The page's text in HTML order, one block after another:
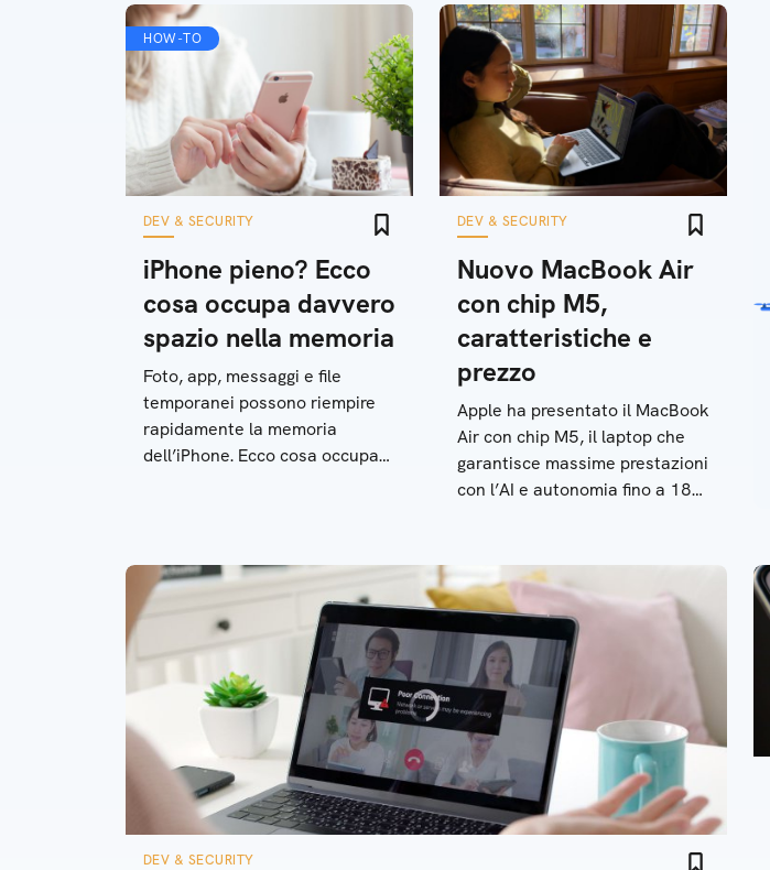
HOW-TO
DEV & SECURITY
iPhone pieno? Ecco
cosa occupa davvero
spazio nella memoria
Foto, app, messaggi e file
temporanei possono riempire
rapidamente la memoria
dell’iPhone. Ecco cosa occupa
DEV & SECURITY
Nuovo MacBook Air
con chip M5,
caratteristiche e
prezzo
Apple ha presentato il MacBook
Air con chip M5, il laptop che
garantisce massime prestazioni
con l’AI e autonomia fino a 18
DEV & SECURITY